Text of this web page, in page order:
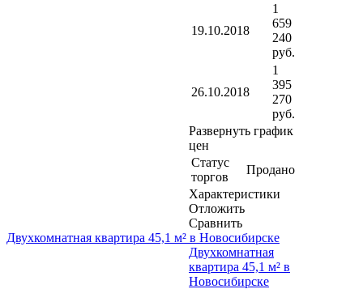
19.10.2018
1
659
240
руб.
26.10.2018
1
395
270
руб.
Развернуть график
цен
Статус
торгов
Продано
Характеристики
Отложить
Сравнить
Двухкомнатная квартира 45,1 м² в Новосибирске
Двухкомнатная
квартира 45,1 м² в
Новосибирске